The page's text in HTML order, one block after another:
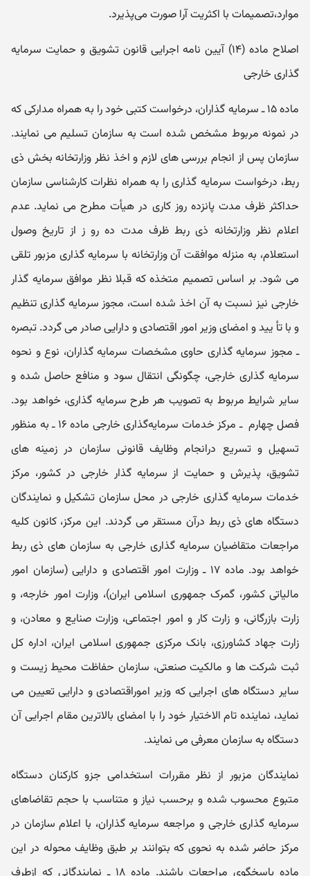
موارد،تصمیمات با اکثریت آرا صورت می‌پذیرد.
اصلاح ماده (۱۴) آیین نامه اجرایی قانون تشویق و حمایت سرمایه
گذاری خارجی
ماده ۱۵ ـ سرمایه گذاران، درخواست کتبی خود را به همراه مدارکی که
در نمونه مربوط مشخص شده است به سازمان تسلیم می نمایند.
سازمان پس از انجام بررسی های لازم و اخذ نظر وزارتخانه بخش ذی
ربط، درخواست سرمایه گذاری را به همراه نظرات کارشناسی سازمان
حداکثر ظرف مدت پانزده روز کاری در هیأت مطرح می نماید. عدم
اعلام نظر وزارتخانه ذی ربط ظرف مدت ده رو ز از تاریخ وصول
استعلام، به منزله موافقت آن وزارتخانه با سرمایه گذاری مزبور تلقی
می شود. بر اساس تصمیم متخذه که قبلا نظر موافق سرمایه گذار
خارجی نیز نسبت به آن اخذ شده است، مجوز سرمایه گذاری تنظیم
و با تأ یید و امضای وزیر امور اقتصادی و دارایی صادر می گردد. تبصره
ـ مجوز سرمایه گذاری حاوی مشخصات سرمایه گذاران، نوع و نحوه
سرمایه گذاری خارجی، چگونگی انتقال سود و منافع حاصل شده و
سایر شرایط مربوط به تصویب هر طرح سرمایه گذاری، خواهد بود.
فصل چهارم ‌ ـ‌ مرکز خدمات سرمایه‌گذاری خارجی ماده ۱۶ ـ به منظور
تسهیل و تسریع درانجام وظایف قانونی سازمان در زمینه های
تشویق، پذیرش و حمایت از سرمایه گذار خارجی در کشور، مرکز
خدمات سرمایه گذاری خارجی در محل سازمان تشکیل و نمایندگان
دستگاه های ذی ربط درآن مستقر می گردند. این مرکز، کانون کلیه
مراجعات متقاضیان سرمایه گذاری خارجی به سازمان های ذی ربط
خواهد بود. ماده ۱۷ ـ وزارت امور اقتصادی و دارایی (سازمان امور
مالیاتی کشور، گمرک جمهوری اسلامی ایران)، وزارت امور خارجه، و
زارت بازرگانی، و زارت کار و امور اجتماعی، وزارت صنایع و معادن، و
زارت جهاد کشاورزی، بانک مرکزی جمهوری اسلامی ایران، اداره کل
ثبت شرکت ها و مالکیت صنعتی، سازمان حفاظت محیط زیست و
سایر دستگاه های اجرایی که وزیر اموراقتصادی و دارایی تعیین می
نماید، نماینده تام الاختیار خود را با امضای بالاترین مقام اجرایی آن
دستگاه به سازمان معرفی می نمایند.
نمایندگان مزبور از نظر مقررات استخدامی جزو کارکنان دستگاه
متبوع محسوب شده و برحسب نیاز و متناسب با حجم تقاضاهای
سرمایه گذاری خارجی و مراجعه سرمایه گذاران، با اعلام سازمان در
مرکز حاضر شده به نحوی که بتوانند بر طبق وظایف محوله در این